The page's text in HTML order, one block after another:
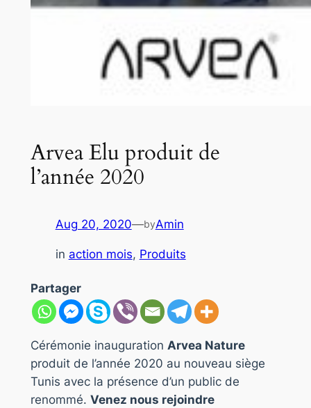
Arvea Elu produit de
l’année 2020
Aug 20, 2020—byAmin
in action mois, Produits
Partager
Cérémonie inauguration Arvea Nature
produit de l’année 2020 au nouveau siège
Tunis avec la présence d’un public de
renommé. Venez nous rejoindre